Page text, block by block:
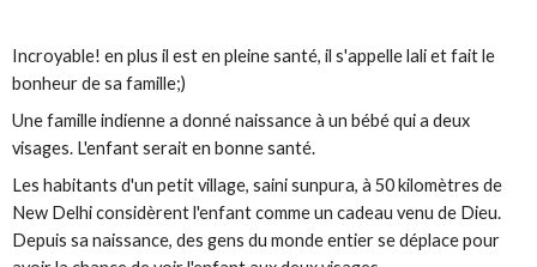
Incroyable! en plus il est en pleine santé, il s'appelle lali et fait le
bonheur de sa famille;)
Une famille indienne a donné naissance à un bébé qui a deux
visages. L'enfant serait en bonne santé.
Les habitants d'un petit village, saini sunpura, à 50 kilomètres de
New Delhi considèrent l'enfant comme un cadeau venu de Dieu.
Depuis sa naissance, des gens du monde entier se déplace pour